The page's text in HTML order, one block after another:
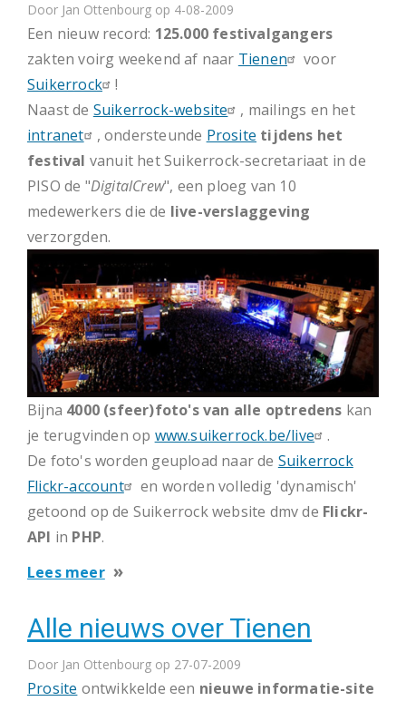
website
Tienen
Door Jan Ottenbourg op 4-08-2009
Een nieuw record: 125.000 festivalgangers
zakten voirg weekend af naar Tienen
voor
Suikerrock
!
Naast de Suikerrock-website
, mailings en het
intranet
, ondersteunde Prosite tijdens het
festival vanuit het Suikerrock-secretariaat in de
PISO de "DigitalCrew", een ploeg van 10
medewerkers die de live-verslaggeving
verzorgden.
Bijna 4000 (sfeer)foto's van alle optredens kan
je terugvinden op www.suikerrock.be/live
.
De foto's worden geupload naar de Suikerrock
Flickr-account
en worden volledig 'dynamisch'
getoond op de Suikerrock website dmv de Flickr-
API in PHP.
Lees meerover
bezoekers
op
Suikerrock
Alle nieuws over Tienen
Door Jan Ottenbourg op 27-07-2009
Prosite ontwikkelde een nieuwe informatie-site